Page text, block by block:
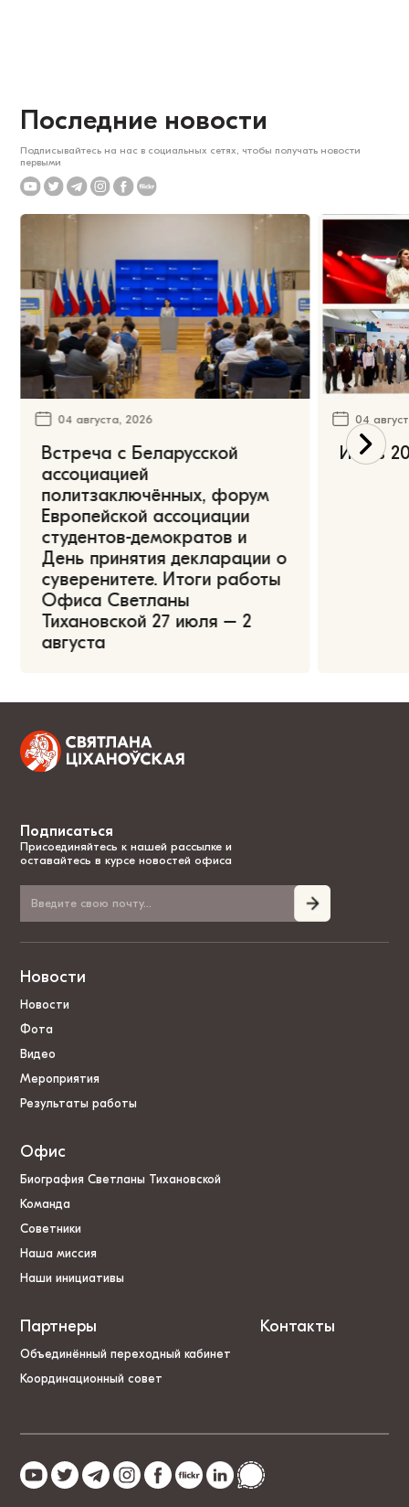
Последние новости
Подписывайтесь на нас в социальных сетях, чтобы получать новости
первыми
04 августа, 2026
Встреча с Беларусской
ассоциацией
политзаключённых, форум
Европейской ассоциации
студентов-демократов и
День принятия декларации о
суверенитете. Итоги работы
Офиса Светланы
Тихановской 27 июля – 2
августа
04
Июль
Подписаться
Присоединяйтесь к нашей рассылке и
оставайтесь в курсе новостей офиса
Новости
Новости
Фота
Видео
Мероприятия
Результаты работы
Офис
Биография Светланы Тихановской
Команда
Советники
Наша миссия
Наши инициативы
Партнеры
Объединённый переходный кабинет
Координационный совет
Контакты